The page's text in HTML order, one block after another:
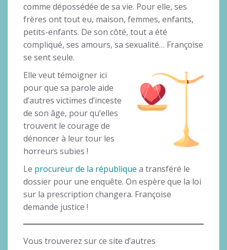
comme dépossédée de sa vie. Pour elle, ses
frères ont tout eu, maison, femmes, enfants,
petits-enfants. De son côté, tout a été
compliqué, ses amours, sa sexualité… Françoise
se sent seule.
Elle veut témoigner ici
pour que sa parole aide
d’autres victimes d’inceste
de son âge, pour qu’elles
trouvent le courage de
dénoncer à leur tour les
horreurs subies !
Le procureur de la république a transféré le
dossier pour une enquête. On espère que la loi
sur la prescription changera. Françoise
demande justice !
Vous trouverez sur ce site d’autres